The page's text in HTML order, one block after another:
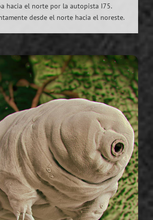
hacia el norte por la autopista I75.
desde el norte hacia el noreste.